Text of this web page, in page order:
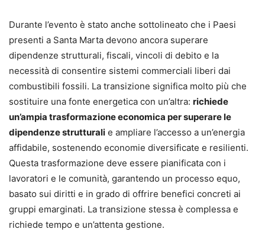
Durante l’evento è stato anche sottolineato che i Paesi
presenti a Santa Marta devono ancora superare
dipendenze strutturali, fiscali, vincoli di debito e la
necessità di consentire sistemi commerciali liberi dai
combustibili fossili. La transizione significa molto più che
sostituire una fonte energetica con un’altra: richiede
un’ampia trasformazione economica per superare le
dipendenze strutturali e ampliare l’accesso a un’energia
affidabile, sostenendo economie diversificate e resilienti.
Questa trasformazione deve essere pianificata con i
lavoratori e le comunità, garantendo un processo equo,
basato sui diritti e in grado di offrire benefici concreti ai
gruppi emarginati. La transizione stessa è complessa e
richiede tempo e un’attenta gestione.